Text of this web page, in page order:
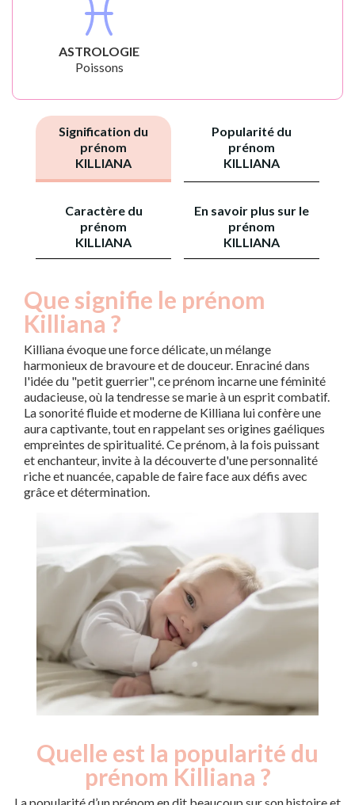
ASTROLOGIE
Poissons
Signification du
prénom
KILLIANA
Popularité du
prénom
KILLIANA
Caractère du
prénom
KILLIANA
En savoir plus sur le
prénom
KILLIANA
Que signifie le prénom
Killiana ?
Killiana évoque une force délicate, un mélange
harmonieux de bravoure et de douceur. Enraciné dans
l'idée du "petit guerrier", ce prénom incarne une féminité
audacieuse, où la tendresse se marie à un esprit combatif.
La sonorité fluide et moderne de Killiana lui confère une
aura captivante, tout en rappelant ses origines gaéliques
empreintes de spiritualité. Ce prénom, à la fois puissant
et enchanteur, invite à la découverte d'une personnalité
riche et nuancée, capable de faire face aux défis avec
grâce et détermination.
Quelle est la popularité du
prénom Killiana ?
Année
Nouveaux-
nés
2011
5